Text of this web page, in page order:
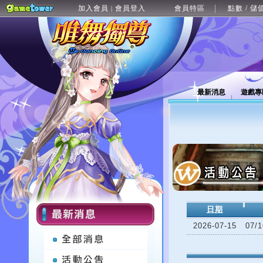
加入會員 | 會員登入 會員特區 點數 / 儲
最新消息 遊戲
日期
2026-07-15
07/